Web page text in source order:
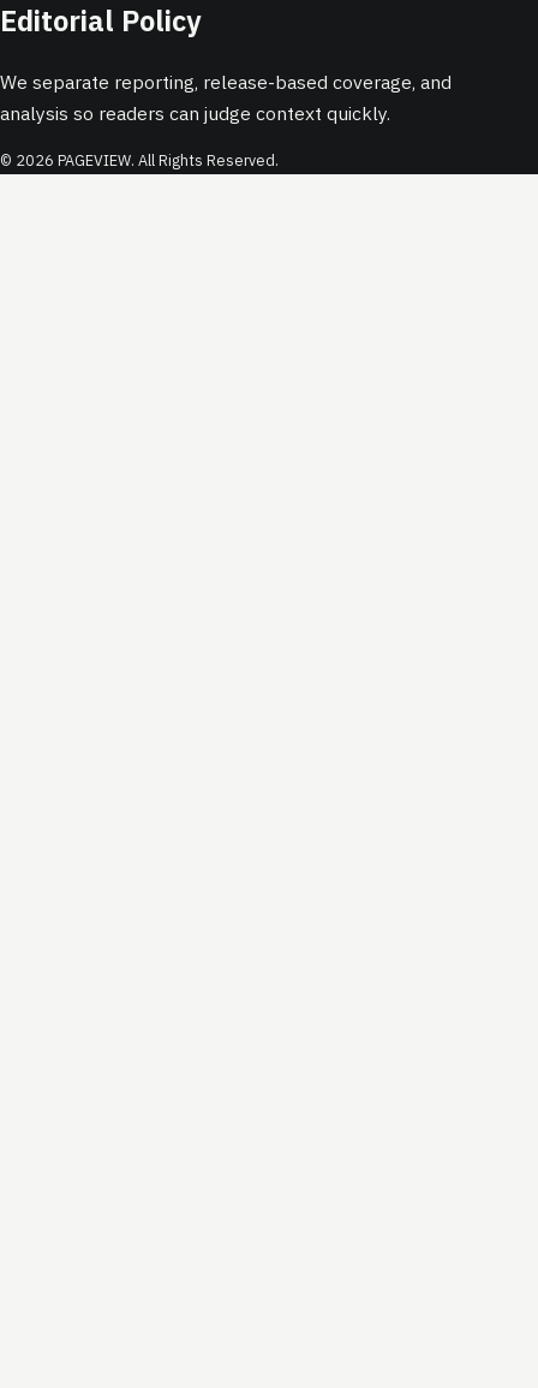
Editorial Policy
We separate reporting, release-based coverage, and
analysis so readers can judge context quickly.
© 2026 PAGEVIEW. All Rights Reserved.